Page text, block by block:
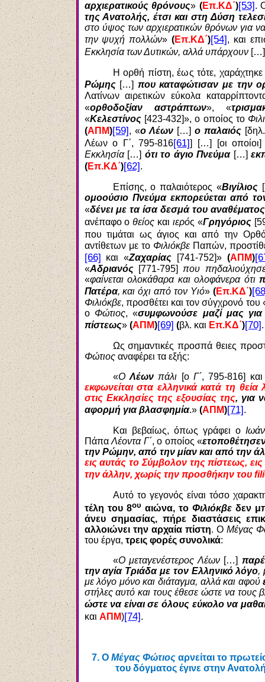
αρχιερατικούς θρόνους» (Επ.ΚΔ΄)[53].
της Ανατολής, έτσι και στη Δύση
στο ύψος των αρχιερατικών θρόνων για
την ψυχή πολλών» (Επ.ΚΔ΄)[54], και
Εκκλησία των Δυτικών, αλλά υπάρχουν […]
Η ορθή πίστη, έως τότε,
Ρώμης[…] που καταφώτισαν με την
Λατίνων αιρετικών εύκολα
«ορθοδοξίαν αστράπτων», «
«Κελεστίνος [423-432]», ο οποίος το
(ΑΠΜ)[59], «ο Λέων[…] ο παλαιός
Λέων ο Γ΄, 795-816[61]] […] [οι
Εκκλησία[…] ότι το άγιο Πνεύμα[…]
(Επ.ΚΔ΄)[62].
Επίσης, ο παλαιότερος «Βιγίλιος
ομοούσιο Πνεύμα εκπορεύεται από
«δένει με τα ίσα δεσμά του αναθέματος
ανέπαφο οθείος καιιερός «Γρηγόριος
που τιμάται ως άγιος και από την
αντίθετων με το ΦιλιόκβεΠαπών,
[66] και «Ζαχαρίας [741-752]»(ΑΠΜ)
«Αδριανός [771-795] που
«φαίνεται ολοκάθαρα και ολοφάνερα ότι
Πατέρα, και όχι από τον Υιό» (Επ.ΚΔ΄)
Φιλιόκβε, προσθέτει και τον σύγχρονό του
ο Φώτιος, «συμφωνούσε μαζί μας
πίστεως» (ΑΠΜ)[69] (βλ. και Επ.ΚΔ΄)[70].
Ως σημαντικές προσπά θειες
Φώτιοςαναφέρει τα εξής:
«Ο Λέωνπάλι [ο Γ΄, 795-816]
εκφωνείται στα ελληνικά κατά τη
στις Εκκλησίες της εξουσίας της, για
αφορμή για βλασφημία.» (ΑΠΜ)[71].
Και βεβαίως, όπως γράφει ο
ΠάπαΛέοντα Γ΄, ο οποίος «
την Ρώμην, από την μίαν και από την
εις αυτάς το Σύμβολον της πίστεως,
την άλλην, χωρίς την προσθήκην του
Αυτό το γεγονός είναι τόσο
τέλη του 8ου αιώνα, το Φιλιόκβεδεν
άνευ σημασίας, πήρε διαστάσεις
αλλοιώνει την αρχαία πίστη. Ο Μέγας
του έργα, τρεις φορές συνολικά:
«Ο μεταγενέστερος Λέων […]
την αγία Τριάδα με τον Ελληνικό λόγο,
με λόγο μόνο και διάταγμα, αλλά και αφού
στήλες αυτό και τους έθεσε ώστε να τους
ώστε να είναι σε όλους εύκολο να
και ΑΠΜ)[74].
7. Ο Μέγας Φώτιος αρνείται το
του δόγματος έγινε στην